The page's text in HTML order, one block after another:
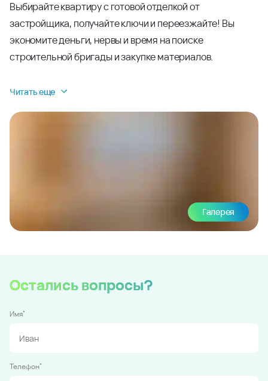
Выбирайте квартиру с готовой отделкой от
застройщика, получайте ключи и переезжайте! Вы
экономите деньги, нервы и время на поиске
строительной бригады и закупке материалов.
Читать еще
Галерея
Остались вопросы?
Имя*
Телефон*